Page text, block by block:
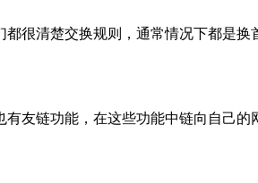
很清楚交换规则，通常情况下都是换
友链功能，在这些功能中链向自己的